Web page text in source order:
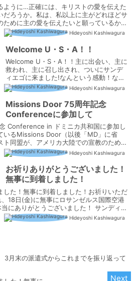
ように…正確には、キリストの愛を伝えた
だろうか。私は、私以上に主がどれほどサ
ために主の愛を伝えたいと願っているか、
サンディエゴに遣わされるまでの...
Hideyoshi Kashiwagura
Welcome U・S・A！！
Welcome U・S・A！！主に出会い、主に
救われ、主に召し出され、ついにサンデ
ィエゴに来ました!なんという感動！なん
という期待！ なんという主の憐れみ！！I
met the Lord this place, the Lord
saved...
Hideyoshi Kashiwagura
Missions Door 75周年記念
Conferenceに参加して
Conference in ドミニカ共和国に参加し
いるMissions Door（以後「MD」に省
同盟が、アメリカ大陸での宣教のために
Hideyoshi Kashiwagura
お祈りありがとうございました！
無事に到着しました！
した！無事に到着しました！お祈りいただ
18日(金)に無事にロサンゼルス国際空港
にありがとうございました！ サンディエ
に到着したの...
Hideyoshi Kashiwagura
3月末の派遣式からこれまでを振り返って